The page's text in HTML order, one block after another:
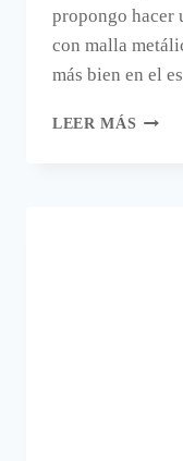
propongo hacer
con malla
más bien en el
LEER MÁS UN